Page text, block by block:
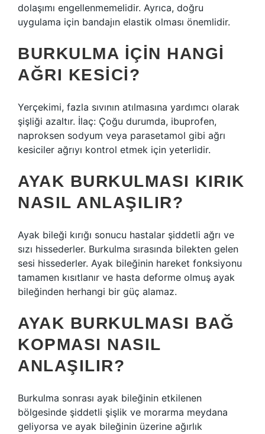
dolaşımı engellenmemelidir. Ayrıca, doğru
uygulama için bandajın elastik olması önemlidir.
BURKULMA IÇIN HANGI
AĞRI KESICI?
Yerçekimi, fazla sıvının atılmasına yardımcı olarak
şişliği azaltır. İlaç: Çoğu durumda, ibuprofen,
naproksen sodyum veya parasetamol gibi ağrı
kesiciler ağrıyı kontrol etmek için yeterlidir.
AYAK BURKULMASI KIRIK
NASIL ANLAŞILIR?
Ayak bileği kırığı sonucu hastalar şiddetli ağrı ve
sızı hissederler. Burkulma sırasında bilekten gelen
sesi hissederler. Ayak bileğinin hareket fonksiyonu
tamamen kısıtlanır ve hasta deforme olmuş ayak
bileğinden herhangi bir güç alamaz.
AYAK BURKULMASI BAĞ
KOPMASI NASIL
ANLAŞILIR?
Burkulma sonrası ayak bileğinin etkilenen
bölgesinde şiddetli şişlik ve morarma meydana
geliyorsa ve ayak bileğinin üzerine ağırlık